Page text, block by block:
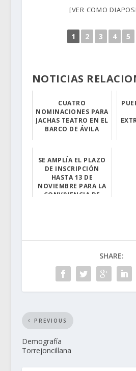
[VER COMO
1 2 3 4 5
NOTICIAS
CUATRO
NOMINACIONES PARA
JACHAS TEATRO EN EL
BARCO DE ÁVILA
SE AMPLÍA EL PLAZO
DE INSCRIPCIÓN
HASTA 13 DE
NOVIEMBRE PARA LA
CONVIVENCIA DE
SHARE:
PREVIOUS
Demografía
Torrejoncillana